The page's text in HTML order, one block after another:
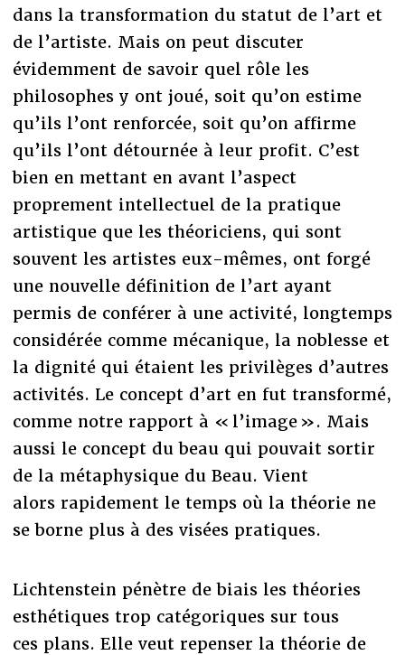
dans la transformation du statut de l’art et
de l’artiste. Mais on peut discuter
évidemment de savoir quel rôle les
philosophes y ont joué, soit qu’on estime
qu’ils l’ont renforcée, soit qu’on affirme
qu’ils l’ont détournée à leur profit. C’est
bien en mettant en avant l’aspect
proprement intellectuel de la pratique
artistique que les théoriciens, qui sont
souvent les artistes eux-mêmes, ont forgé
une nouvelle définition de l’art ayant
permis de conférer à une activité, longtemps
considérée comme mécanique, la noblesse et
la dignité qui étaient les privilèges d’autres
activités. Le concept d’art en fut transformé,
comme notre rapport à « l’image ». Mais
aussi le concept du beau qui pouvait sortir
de la métaphysique du Beau. Vient
alors rapidement le temps où la théorie ne
se borne plus à des visées pratiques.
Lichtenstein pénètre de biais les théories
esthétiques trop catégoriques sur tous
ces plans. Elle veut repenser la théorie de